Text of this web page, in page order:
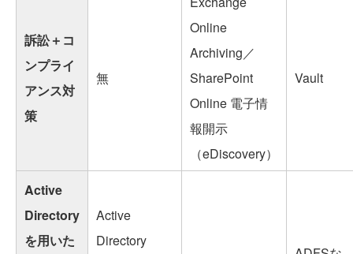
訴訟＋コ
ンプライ
アンス対
策
無
Online
Archiving／
SharePoint
Online 電子情
報開示
（eDiscovery）
Vault
Active
Directory
を用いた
Active
Directory